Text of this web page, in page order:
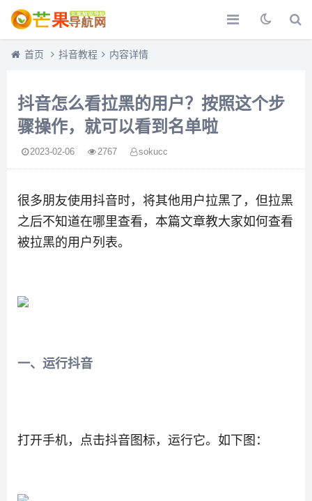
首页 抖音教程 内容详情
抖音怎么看拉黑的用户？按照这个步
骤操作，就可以看到名单啦
2023-02-06 2767 sokucc
很多朋友使用抖音时，将其他用户拉黑了，但拉黑
之后不知道在哪里查看，本篇文章教大家如何查看
被拉黑的用户列表。
一、运行抖音
打开手机，点击抖音图标，运行它。如下图：